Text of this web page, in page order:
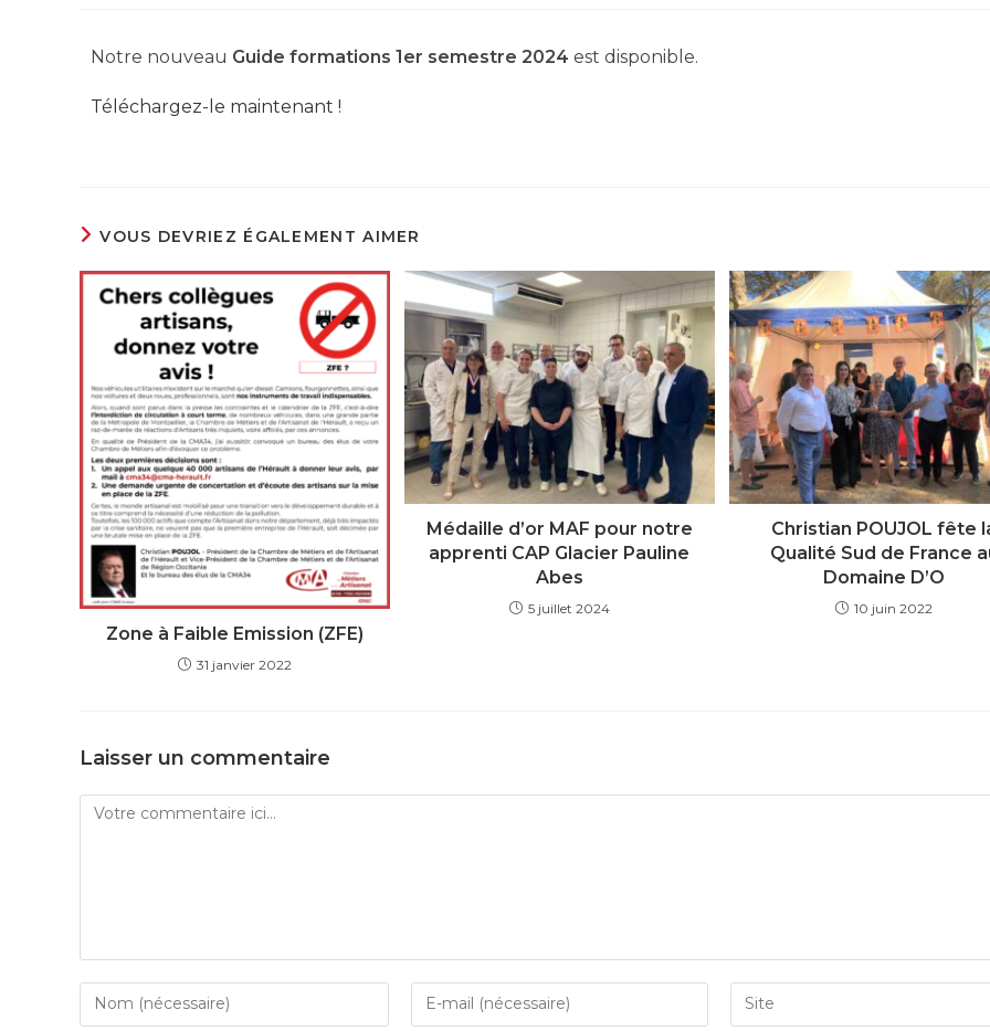
Notre nouveau Guide formations 1er semestre 2024 est disponible.
Téléchargez-le maintenant !
VOUS DEVRIEZ ÉGALEMENT AIMER
Zone à Faible Emission (ZFE)
31 janvier 2022
Médaille d’or MAF pour notre
apprenti CAP Glacier Pauline
Abes
5 juillet 2024
Christian POUJOL fête
Qualité Sud de France
Domaine D’O
10 juin 2022
Laisser un commentaire